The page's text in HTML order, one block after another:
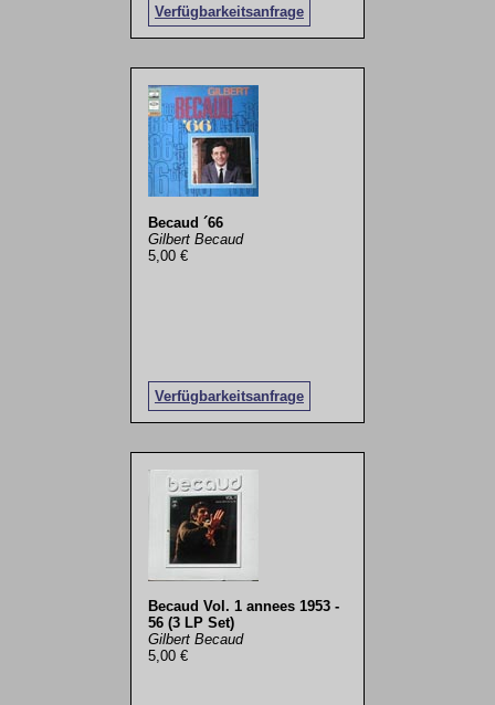
Verfügbarkeitsanfrage
Becaud ´66
Gilbert Becaud
5,00 €
Verfügbarkeitsanfrage
Becaud Vol. 1 annees 1953 -
56 (3 LP Set)
Gilbert Becaud
5,00 €